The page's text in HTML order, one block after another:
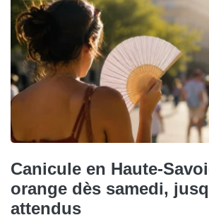
Canicule en Haute-
orange dès samedi,
attendus